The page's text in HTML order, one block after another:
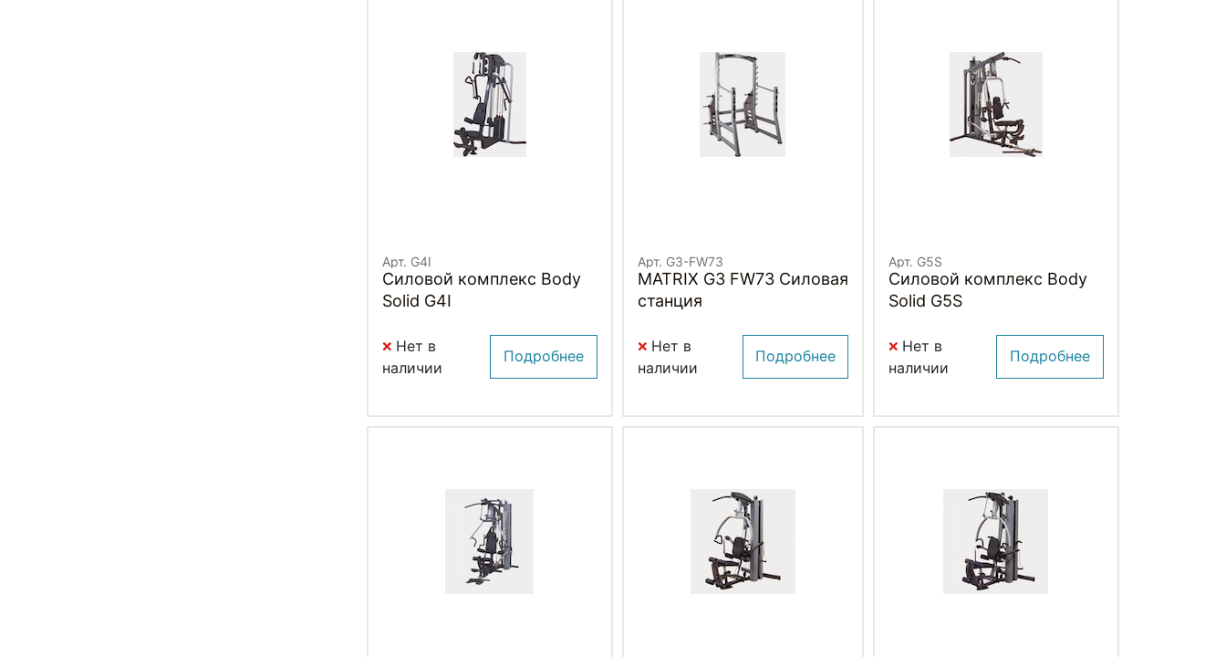
Арт. G4I
Силовой комплекс Body
Solid G4I
Нет в
наличии
Подробнее
Арт. G3-FW73
MATRIX G3 FW73 Силовая
станция
Нет в
наличии
Подробнее
Арт. G5S
Силовой комплекс Body
Solid G5S
Нет в
наличии
Подробнее